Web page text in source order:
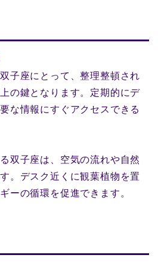
子座にとって、整理整頓され
の鍵となります。定期的にデ
な情報にすぐアクセスできる
双子座は、空気の流れや自然
。デスク近くに観葉植物を置
ーの循環を促進できます。